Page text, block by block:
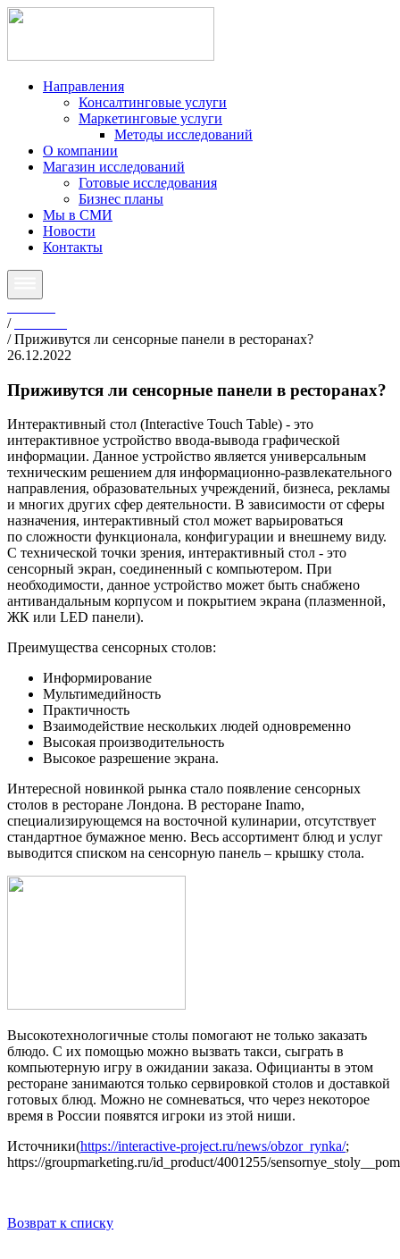
Направления
Консалтинговые услуги
Маркетинговые услуги
Методы исследований
О компании
Магазин исследований
Готовые исследования
Бизнес планы
Мы в СМИ
Новости
Контакты
/
/Приживутся ли сенсорные панели в ресторанах?
26.12.2022
Приживутся ли сенсорные панели в ресторанах?
Интерактивный стол (Interactive Touch Table) - это
интерактивное устройство ввода-вывода графической
информации. Данное устройство является универсальным
техническим решением для информационно-развлекательного
направления, образовательных учреждений, бизнеса, рекламы
и многих других сфер деятельности. В зависимости от сферы
назначения, интерактивный стол может варьироваться
по сложности функционала, конфигурации и внешнему виду.
С технической точки зрения, интерактивный стол - это
сенсорный экран, соединенный с компьютером. При
необходимости, данное устройство может быть снабжено
антивандальным корпусом и покрытием экрана (плазменной,
ЖК или LED панели).
Преимущества сенсорных столов:
Информирование
Мультимедийность
Практичность
Взаимодействие нескольких людей одновременно
Высокая производительность
Высокое разрешение экрана.
Интересной новинкой рынка стало появление сенсорных
столов в ресторане Лондона. В ресторане Inamo,
специализирующемся на восточной кулинарии, отсутствует
стандартное бумажное меню. Весь ассортимент блюд и услуг
выводится списком на сенсорную панель – крышку стола.
Высокотехнологичные столы помогают не только заказать
блюдо. С их помощью можно вызвать такси, сыграть в
компьютерную игру в ожидании заказа. Официанты в этом
ресторане занимаются только сервировкой столов и доставкой
готовых блюд. Можно не сомневаться, что через некоторое
время в России появятся игроки из этой ниши.
Источники(https://interactive-project.ru/news/obzor_rynka/;
https://groupmarketing.ru/id_product/4001255/
Возврат к списку